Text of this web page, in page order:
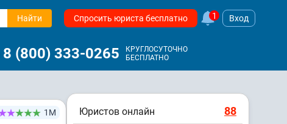
Найти Спросить юриста бесплатно 1 Вход
8 (800) 333-0265
КРУГЛОСУТОЧНО
БЕСПЛАТНО
1М Юристов онлайн 88